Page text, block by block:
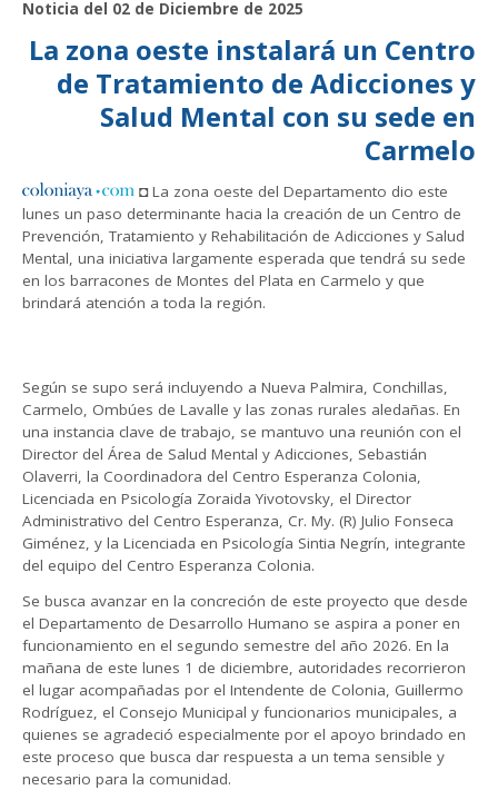
Noticia del 02 de Diciembre de 2025
La zona oeste instalará un Centro
de Tratamiento de Adicciones y
Salud Mental con su sede en
Carmelo
◘ La zona oeste del Departamento dio este
lunes un paso determinante hacia la creación de un Centro de
Prevención, Tratamiento y Rehabilitación de Adicciones y Salud
Mental, una iniciativa largamente esperada que tendrá su sede
en los barracones de Montes del Plata en Carmelo y que
brindará atención a toda la región.
Según se supo será incluyendo a Nueva Palmira, Conchillas,
Carmelo, Ombúes de Lavalle y las zonas rurales aledañas. En
una instancia clave de trabajo, se mantuvo una reunión con el
Director del Área de Salud Mental y Adicciones, Sebastián
Olaverri, la Coordinadora del Centro Esperanza Colonia,
Licenciada en Psicología Zoraida Yivotovsky, el Director
Administrativo del Centro Esperanza, Cr. My. (R) Julio Fonseca
Giménez, y la Licenciada en Psicología Sintia Negrín, integrante
del equipo del Centro Esperanza Colonia.
Se busca avanzar en la concreción de este proyecto que desde
el Departamento de Desarrollo Humano se aspira a poner en
funcionamiento en el segundo semestre del año 2026. En la
mañana de este lunes 1 de diciembre, autoridades recorrieron
el lugar acompañadas por el Intendente de Colonia, Guillermo
Rodríguez, el Consejo Municipal y funcionarios municipales, a
quienes se agradeció especialmente por el apoyo brindado en
este proceso que busca dar respuesta a un tema sensible y
necesario para la comunidad.